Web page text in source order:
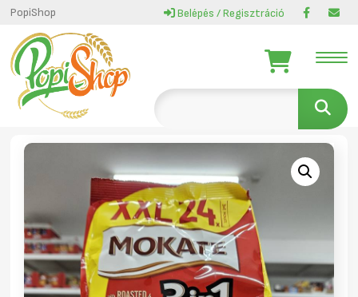
PopiShop Belépés / Regisztráció